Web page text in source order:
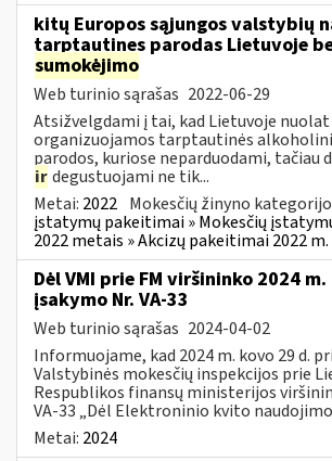
kitų Europos sąjungos valstybių
tarptautines parodas Lietuvoje
sumokėjimo
Web turinio sąrašas 2022-06-29
Atsižvelgdami į tai, kad Lietuvoje nuolat
organizuojamos tarptautinės
parodos, kuriose neparduodami, tačiau
irdegustuojami ne tik...
Metai: 2022 Mokesčių žinyno
įstatymų pakeitimai » Mokesčių
2022 metais » Akcizų pakeitimai 2022 m.
Dėl VMI prie FM viršininko 2024
įsakymo Nr. VA-33
Web turinio sąrašas 2024-04-02
Informuojame, kad 2024 m. kovo 29 d.
Valstybinės mokesčių inspekcijos prie
Respublikos finansų ministerijos
VA-33 „Dėl Elektroninio kvito
Metai: 2024